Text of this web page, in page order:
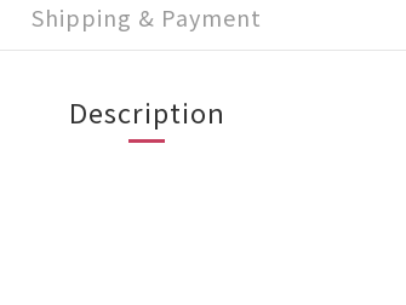
Shipping & Payment
Description